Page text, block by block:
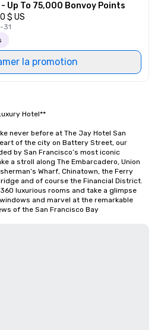
Up To 75,000 Bonvoy Points
$ US
31
la promotion
Hotel**
never before at The Jay Hotel San
of the city on Battery Street, our
by San Francisco’s most iconic
a stroll along The Embarcadero, Union
Wharf, Chinatown, the Ferry
and of course the Financial District.
luxurious rooms and take a glimpse
and marvel at the remarkable
of the San Francisco Bay